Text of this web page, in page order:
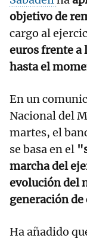
objetivo de
cargo al
euros frente a
hasta el
En un
Nacional del
martes, el
se basa en el
marcha del
evolución del
generación
Ha añadido